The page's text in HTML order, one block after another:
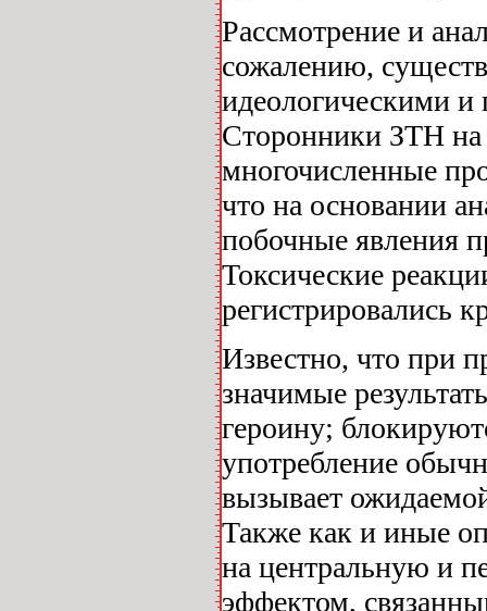
Рассмотрение и
сожалению,
идеологическими и
Сторонники ЗТН на
многочисленные
что на основании
побочные явления
Токсические
регистрировались
Известно, что при
значимые
героину;
употребление
вызывает
Также как и иные
на центральную и
эффектом,